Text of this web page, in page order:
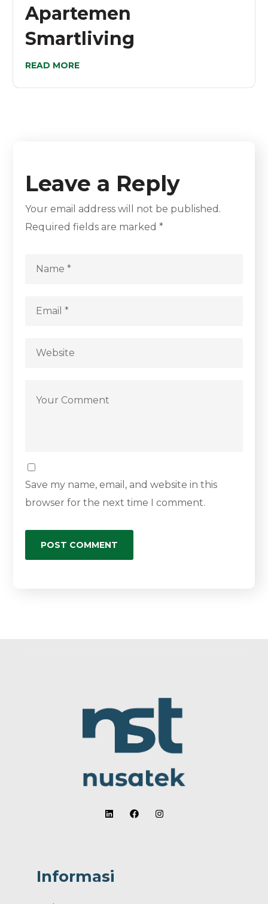
Apartemen
Smartliving
READ MORE
Leave a Reply
Your email address will not be published.
Required fields are marked*
Save my name, email, and website in this
browser for the next time I comment.
Informasi